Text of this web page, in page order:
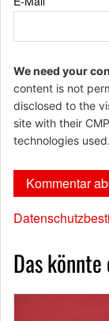
We need your
content is not
disclosed to the
site with their
technologies used.
Das